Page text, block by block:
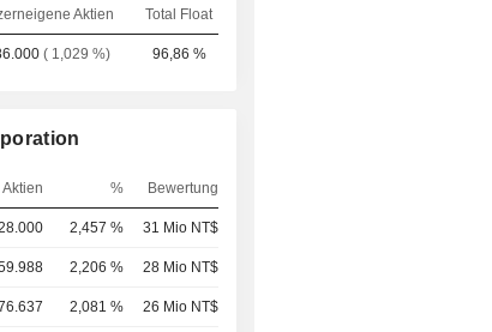
Aktien Total Float
( 1,029 %) 96,86 %
Aktien % Bewertung
2,457 % 31 Mio NT$
2,206 % 28 Mio NT$
2,081 % 26 Mio NT$